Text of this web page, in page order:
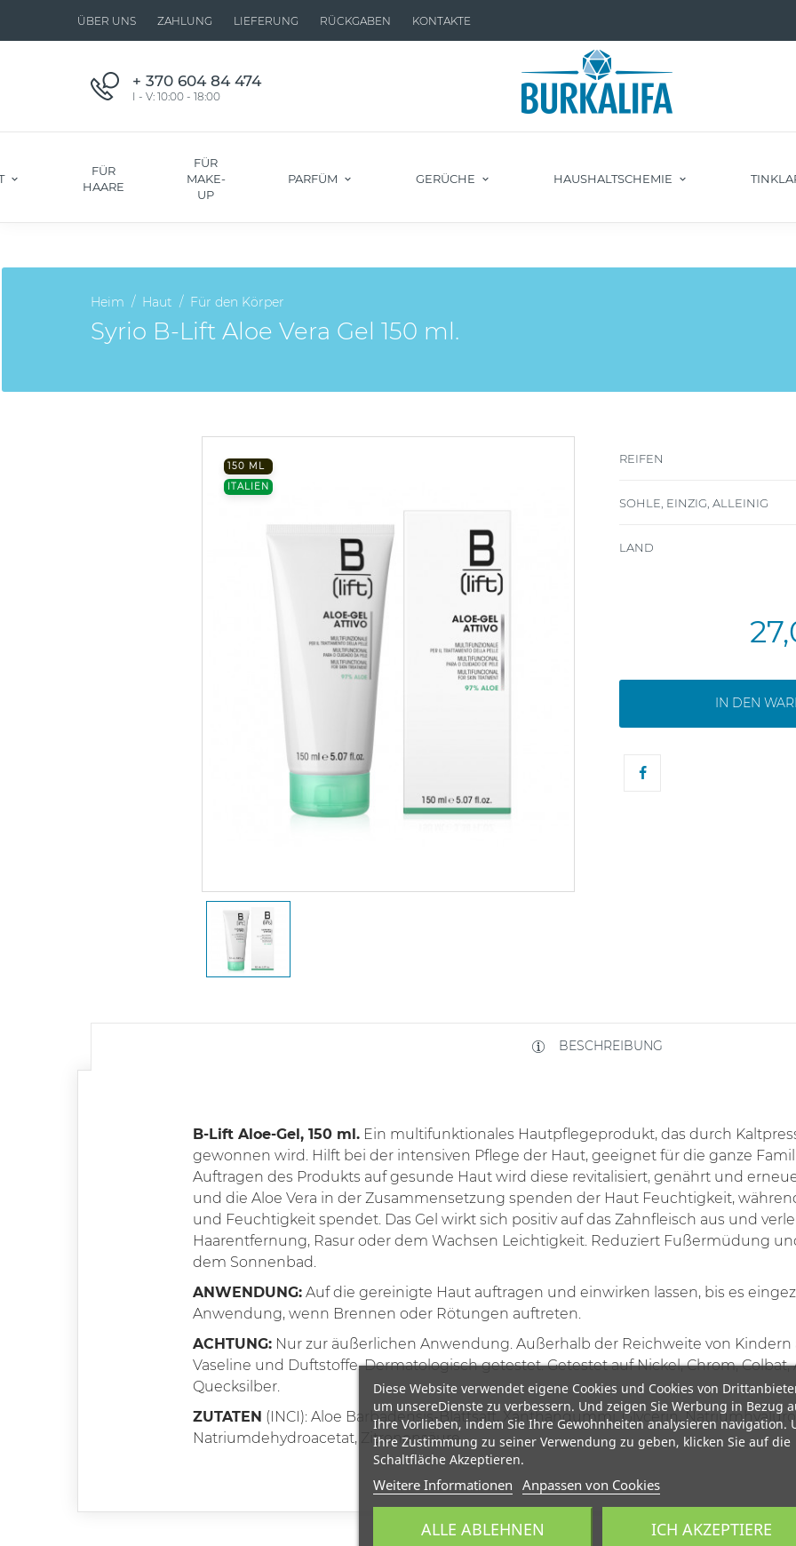
ÜBER UNS ZAHLUNG LIEFERUNG RÜCKGABEN KONTAKTE
+ 370 604 84 474
I - V: 10:00 - 18:00
FÜR
HAARE
FÜR
MAKE-
UP
PARFÜM GERÜCHE HAUSHALTSCHEMIE
Heim Haut Für den Körper
Syrio B-Lift Aloe Vera Gel 150 ml.
150 ML
ITALIEN
REIFEN
SOHLE, EINZIG, ALLEINIG
LAND
IN DEN
BESCHREIBUNG
B-Lift Aloe-Gel, 150 ml. Ein multifunktionales Hautpflegeprodukt, das durch
gewonnen wird. Hilft bei der intensiven Pflege der Haut, geeignet für die ganze
Auftragen des Produkts auf gesunde Haut wird diese revitalisiert, genährt und
und die Aloe Vera in der Zusammensetzung spenden der Haut Feuchtigkeit,
und Feuchtigkeit spendet. Das Gel wirkt sich positiv auf das Zahnfleisch aus und
Haarentfernung, Rasur oder dem Wachsen Leichtigkeit. Reduziert Fußermüdung
dem Sonnenbad.
ANWENDUNG: Auf die gereinigte Haut auftragen und einwirken lassen, bis es
Anwendung, wenn Brennen oder Rötungen auftreten.
ACHTUNG: Nur zur äußerlichen Anwendung. Außerhalb der Reichweite von
Vaseline und Duftstoffe. Dermatologisch getestet. Getestet auf Nickel, Chrom,
Quecksilber.
ZUTATEN (INCI): Aloe Barbadensis-Blattsaft, Xanthangummi, Glycerin,
Natriumdehydroacetat, Zitronensäure.
Diese Website verwendet eigene Cookies und Cookies von
um unsereDienste zu verbessern. Und zeigen Sie Werbung in Bezug
Ihre Vorlieben, indem Sie Ihre Gewohnheiten analysieren navigation.
Ihre Zustimmung zu seiner Verwendung zu geben, klicken Sie auf die
Schaltfläche Akzeptieren.
Weitere Informationen Anpassen von Cookies
ALLE ABLEHNEN ICH AKZEPTIERE